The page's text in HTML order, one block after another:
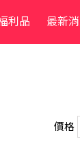
利品 最新
價格